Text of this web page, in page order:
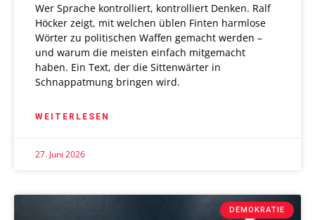
Wer Sprache kontrolliert, kontrolliert Denken. Ralf
Höcker zeigt, mit welchen üblen Finten harmlose
Wörter zu politischen Waffen gemacht werden –
und warum die meisten einfach mitgemacht
haben. Ein Text, der die Sittenwärter in
Schnappatmung bringen wird.
WEITERLESEN
27. Juni 2026
DEMOKRATIE